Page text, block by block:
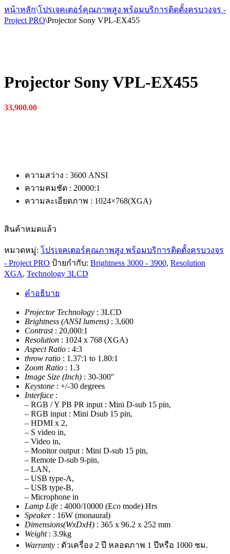
หน้าหลัก\โปรเจคเตอร์คุณภาพสูง พร้อมบริการติดตั้งครบวงจร -
Project PRO\Projector Sony VPL-EX455
Projector Sony VPL-EX455
33,900.00
ความสว่าง : 3600 ANSI
ความคมชัด : 20000:1
ความละเอียดภาพ : 1024×768(XGA)
สินค้าหมดแล้ว
หมวดหมู่: โปรเจคเตอร์คุณภาพสูง พร้อมบริการติดตั้งครบวงจร
- Project PRO ป้ายกำกับ: Brightness 3000 - 3900, Resolution
XGA, Technology 3LCD
คำอธิบาย
Projector Technology : 3LCD
Brightness (ANSI lumens) : 3,600
Contrast: 20,000:1
Resolution : 1024 x 768 (XGA)
Aspect Ratio : 4:3
throw ratio : 1.37:1 to 1.80:1
Zoom Ratio : 1.3
Image Size (Inch) : 30-300″
Keystone : +/-30 degrees
Interface :
– RGB / Y PB PR input : Mini D-sub 15 pin,
– RGB input : Mini Dsub 15 pin,
– HDMI x 2,
– S video in,
– Video in,
– Monitor output : Mini D-sub 15 pin,
– Remote D-sub 9-pin,
– LAN,
– USB type-A,
– USB type-B,
– Microphone in
Lamp Life : 4000/10000 (Eco mode) Hrs
Speaker: 16W (monaural)
Dimensions(WxDxH) : 365 x 96.2 x 252 mm
Weight: 3.9kg
Warranty : ตัวเครื่อง 2 ปี หลอดภาพ 1 ปีหรือ 1000 ชม.